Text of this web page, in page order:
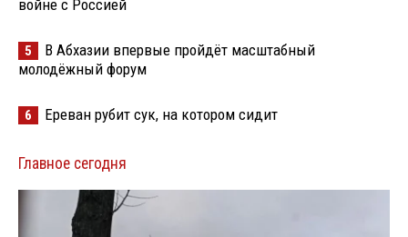
войне с Россией
5
В Абхазии впервые пройдёт масштабный
молодёжный форум
6 Ереван рубит сук, на котором сидит
Главное сегодня